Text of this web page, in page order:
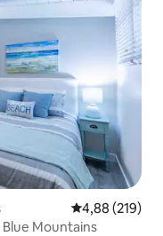
Note
4,88 (219)
Blue Mountains